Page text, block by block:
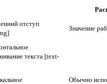
отступ
Значение
текста [text-
Обычно